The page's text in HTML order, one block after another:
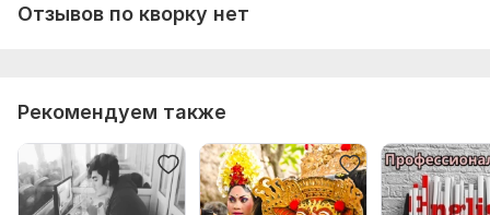
Отзывов по кворку нет
Рекомендуем также